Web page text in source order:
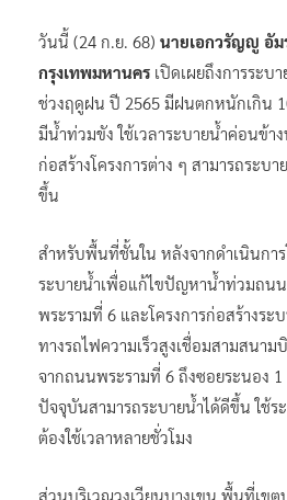
วันนี้ (24 ก.ย. 68) นายเอกวรัญญู อัม
กรุงเทพมหานคร เปิดเผยถึงการระบ
ช่วงฤดูฝน ปี 2565 มีฝนตกหนักเกิน
มีน้ำท่วมขัง ใช้เวลาระบายน้ำค่อนข้
ก่อสร้างโครงการต่าง ๆ สามารถระบ
ขึ้น
สำหรับพื้นที่ชั้นใน หลังจากดำเนินการ
ระบายน้ำเพื่อแก้ไขปัญหาน้ำท่วมถน
พระรามที่ 6 และโครงการก่อสร้างระ
ทางรถไฟความเร็วสูงเชื่อมสามสนาม
จากถนนพระรามที่ 6 ถึงซอยระนอง 1
ปัจจุบันสามารถระบายน้ำได้ดีขึ้น ใช้ร
ต้องใช้เวลาหลายชั่วโมง
ส่วนบริเวณวงเวียนบางเขน พื้นที่เขต